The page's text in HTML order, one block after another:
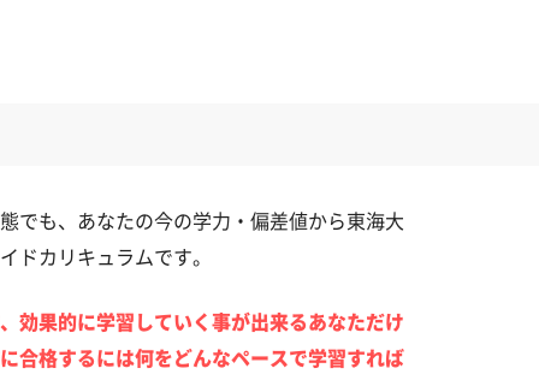
でも、あなたの今の学力・偏差値から東海大
ドカリキュラムです。
効果的に学習していく事が出来るあなただけ
合格するには何をどんなペースで学習すれば